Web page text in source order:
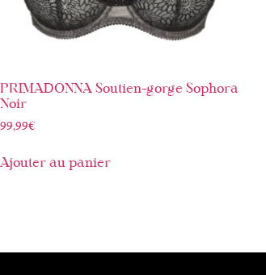
PRIMADONNA Soutien-gorge Sophora
Noir
99,99€
Ajouter au panier